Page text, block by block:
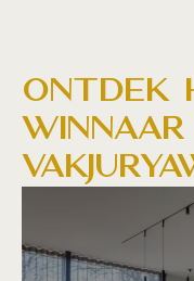
Ontdek
winnaar